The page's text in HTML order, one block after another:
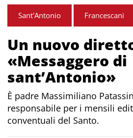
Sant'Antonio Francescani
Un nuovo
«Messaggero di
sant’Antonio»
È padre Massimiliano
responsabile per i mensili
conventuali del Santo.